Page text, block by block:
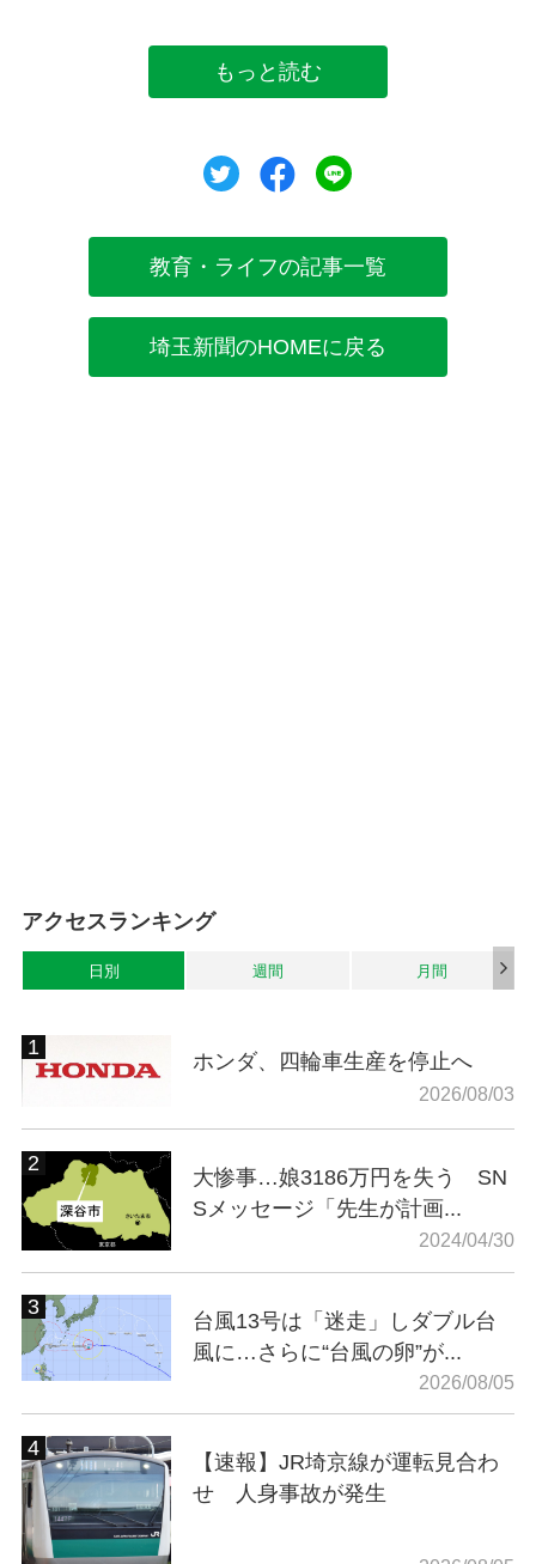
もっと読む
ツイートシェア
教育・ライフの記事一覧
埼玉新聞のHOMEに戻る
アクセスランキング
日別 週間 月間
ホンダ、四輪車生産を停止へ
2026/08/03
大惨事…娘3186万円を失う SN
Sメッセージ「先生が計画...
2024/04/30
台風13号は「迷走」しダブル台
風に…さらに“台風の卵”が...
2026/08/05
【速報】JR埼京線が運転見合わ
せ 人身事故が発生